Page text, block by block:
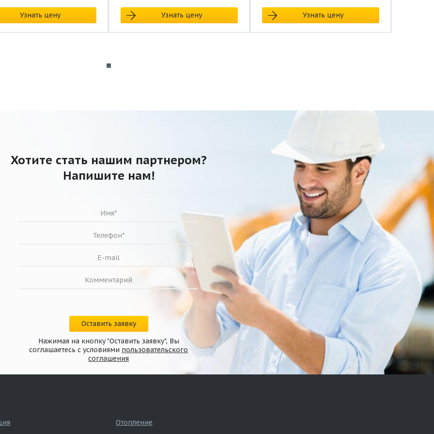
Узнать цену Узнать цену Узнать цену
Хотите стать нашим партнером?
Напишите нам!
Оставить заявку
Нажимая на кнопку "Оставить заявку", Вы
соглашаетесь с условиями пользовательского
соглашения
Отопление